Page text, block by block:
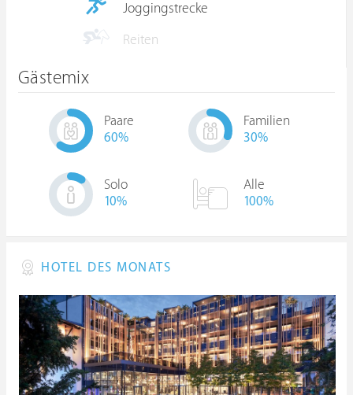
Joggingstrecke
Reiten
Gästemix
Paare
60%
Familien
30%
Solo
10%
Alle
100%
HOTEL DES MONATS